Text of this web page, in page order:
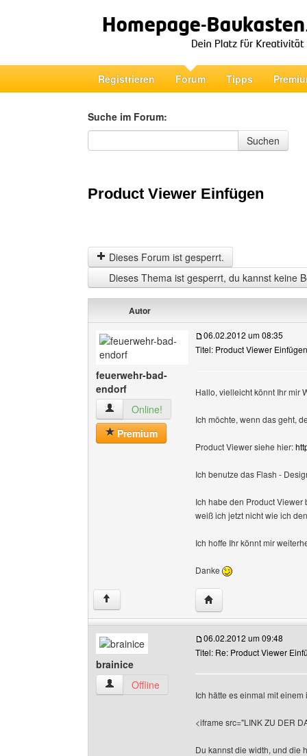
Registrieren Forum Tipps
Suche im Forum:
Suche im Forum
Suchen
Product Viewer Einfügen
Dieses Forum ist gesperrt.
Dieses Thema ist gesperrt, du kannst keine
Autor
feuerwehr-bad-
endorf
feuerwehr-bad-endorf Benutzer-Profile
Online!
Premium
06.02.2012 um 08:35
Titel: Product Viewer Einfügen
Hallo, vielleicht könnt Ihr mir
Ich möchte, wenn das geht,
Product Viewer siehe hier:
Ich benutze das Flash -
Ich habe den Product
weiß ich jetzt nicht wie ich
Ich hoffe Ihr könnt mir
Danke
↑ Website dieses
brainice
brainice Benutzer-Profile anzeigen
Offline
06.02.2012 um 09:48
Titel: Re: Product Viewer
Ich hätte es einmal mit einem
<iframe src="LINK ZU DER
Du kannst die width, und die